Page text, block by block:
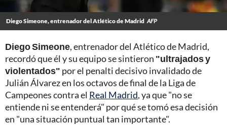
Diego Simeone, entrenador del Atlético de Madrid AFP
Diego Simeone, entrenador del Atlético de Madrid,
recordó que él y su equipo se sintieron "ultrajados y
violentados" por el penalti decisivo invalidado de
Julián Álvarez en los octavos de final de la Liga de
Campeones contra el Real Madrid, ya que "no se
entiende ni se entenderá" por qué se tomó esa decisión
en "una situación puntual tan importante".